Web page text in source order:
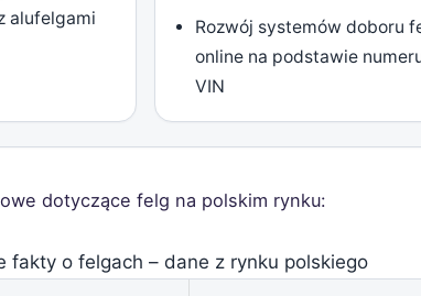
alufelgami
Rozwój systemów doboru
online na podstawie
VIN
dotyczące felg na polskim rynku:
fakty o felgach – dane z rynku polskiego